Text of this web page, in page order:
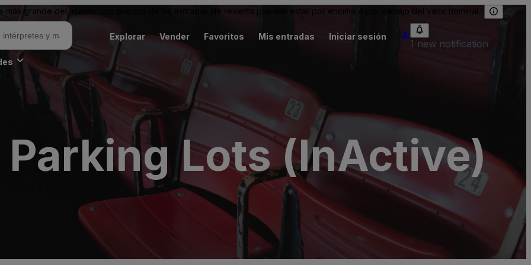
más grande del mundo. Los precios de las entradas de reventa pueden estar por encima o por debajo del valor nominal.
Explorar Vender Favoritos Mis entradas Iniciar sesión
1 new notification
Lots (InActive)